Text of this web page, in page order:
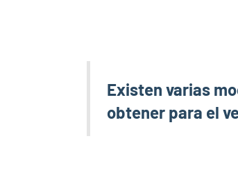
Existen varias
obtener para el